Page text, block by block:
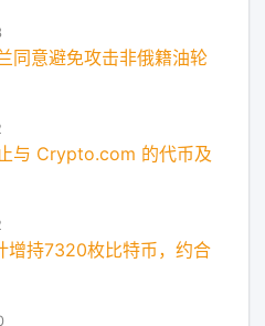
同意避免攻击非俄籍油轮
与 Crypto.com 的代币及
增持7320枚比特币，约合